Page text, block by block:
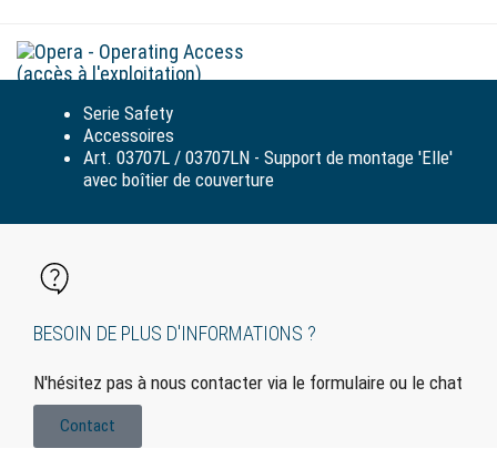
Serie Safety
Accessoires
Art. 03707L / 03707LN - Support de montage 'Elle'
avec boîtier de couverture
BESOIN DE PLUS D'INFORMATIONS ?
N'hésitez pas à nous contacter via le formulaire ou le chat
Contact